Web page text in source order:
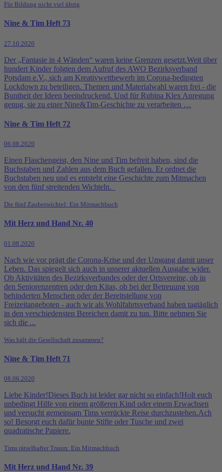
Für Bildung nicht viel übrig
Nine & Tim Heft 73
27.10.2020
Der „Fantasie in 4 Wänden“ waren keine Grenzen gesetzt.Weit über
hundert Kinder folgten dem Aufruf des AWO Bezirksverband
Potsdam e.V., sich am Kreativwettbewerb im Corona-bedingten
Lockdown zu beteiligen. Themen und Materialwahl waren frei - die
Buntheit der Ideen beeindruckend. Und für Rubina Klex Anregung
genug, sie zu einer Nine&Tim-Geschichte zu verarbeiten …
Nine & Tim Heft 72
06.08.2020
Einen Flaschengeist, den Nine und Tim befreit haben, sind die
Buchstaben und Zahlen aus dem Buch gefallen. Er ordnet die
Buchstaben neu und es entsteht eine Geschichte zum Mitmachen
von den fünf streitenden Wichteln.
Die fünf Zauberwichtel: Ein Mitmachbuch
Mit Herz und Hand Nr. 40
01.08.2020
Nach wie vor prägt die Corona-Krise und der Umgang damit unser
Leben. Das spiegelt sich auch in unserer aktuellen Ausgabe wider.
Ob Aktivitäten des Bezirksverbandes oder der Ortsvereine, ob in
den Seniorenzentren oder den Kitas, ob bei der Betreuung von
behinderten Menschen oder der Bereitstellung von
Freizeitangeboten - auch wir als Wohlfahrtsverband haben tagtäglich
in den verschiedensten Bereichen damit zu tun. Bitte nehmen Sie
sich die ...
Was hält die Gesellschaft zusammen?
Nine & Tim Heft 71
08.06.2020
Liebe Kinder!Dieses Buch ist leider gar nicht so einfach!Holt euch
unbedingt Hilfe von einem größeren Kind oder einem Erwachsen
und versucht gemeinsam Tims verrückte Reise durchzustehen.Ach
so! Besorgt euch dafür bunte Stifte oder Tusche und zwei
quadratische Papiere.
Tims rätselhafter Traum: Ein Mitmachbuch
Mit Herz und Hand Nr. 39